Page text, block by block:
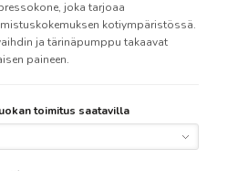
joka tarjoaa
kotiympäristössä.
ja tärinäpumppu takaavat
paineen.
toimitus saatavilla